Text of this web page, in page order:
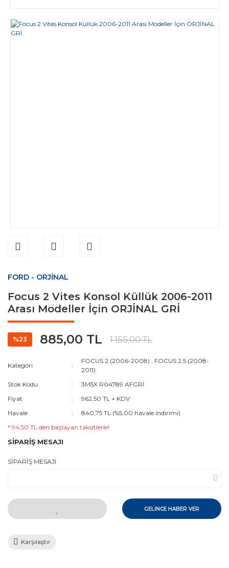
FORD - ORJİNAL
Focus 2 Vites Konsol Küllük 2006-2011
Arası Modeller İçin ORJİNAL GRİ
%23 885,00 TL 1.155,00 TL
Kategori
FOCUS 2 (2006-2008) , FOCUS 2.5 (2008-
2011)
Stok Kodu
3M5X R04789 AFGRİ
Fiyat
962,50 TL + KDV
Havale
840,75 TL (%5,00 havale indirimi)
* 94,50 TL den başlayan taksitlerle!
SİPARİŞ MESAJI
SİPARİŞ MESAJI
GELİNCE HABER VER
Karşılaştır